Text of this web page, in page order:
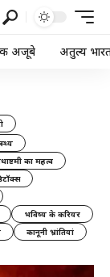
अजूबे अतुल्य
का महत्व
भविष्य के करियर
कानूनी भ्रांतियां